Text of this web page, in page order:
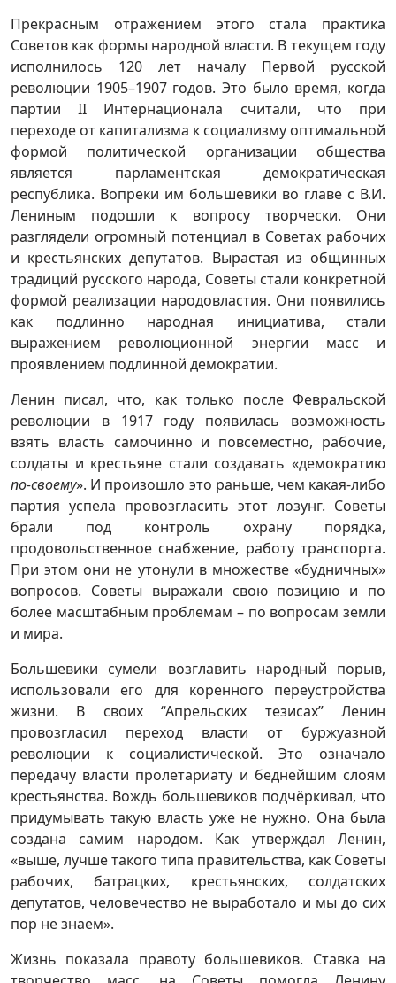
Прекрасным отражением этого стала практика
Советов как формы народной власти. В текущем году
исполнилось 120 лет началу Первой русской
революции 1905–1907 годов. Это было время, когда
партии II Интернационала считали, что при
переходе от капитализма к социализму оптимальной
формой политической организации общества
является парламентская демократическая
республика. Вопреки им большевики во главе с В.И.
Лениным подошли к вопросу творчески. Они
разглядели огромный потенциал в Советах рабочих
и крестьянских депутатов. Вырастая из общинных
традиций русского народа, Советы стали конкретной
формой реализации народовластия. Они появились
как подлинно народная инициатива, стали
выражением революционной энергии масс и
проявлением подлинной демократии.
Ленин писал, что, как только после Февральской
революции в 1917 году появилась возможность
взять власть самочинно и повсеместно, рабочие,
солдаты и крестьяне стали создавать «демократию
по-своему». И произошло это раньше, чем какая-либо
партия успела провозгласить этот лозунг. Советы
брали под контроль охрану порядка,
продовольственное снабжение, работу транспорта.
При этом они не утонули в множестве «будничных»
вопросов. Советы выражали свою позицию и по
более масштабным проблемам – по вопросам земли
и мира.
Большевики сумели возглавить народный порыв,
использовали его для коренного переустройства
жизни. В своих “Апрельских тезисах” Ленин
провозгласил переход власти от буржуазной
революции к социалистической. Это означало
передачу власти пролетариату и беднейшим слоям
крестьянства. Вождь большевиков подчёркивал, что
придумывать такую власть уже не нужно. Она была
создана самим народом. Как утверждал Ленин,
«выше, лучше такого типа правительства, как Советы
рабочих, батрацких, крестьянских, солдатских
депутатов, человечество не выработало и мы до сих
пор не знаем».
Жизнь показала правоту большевиков. Ставка на